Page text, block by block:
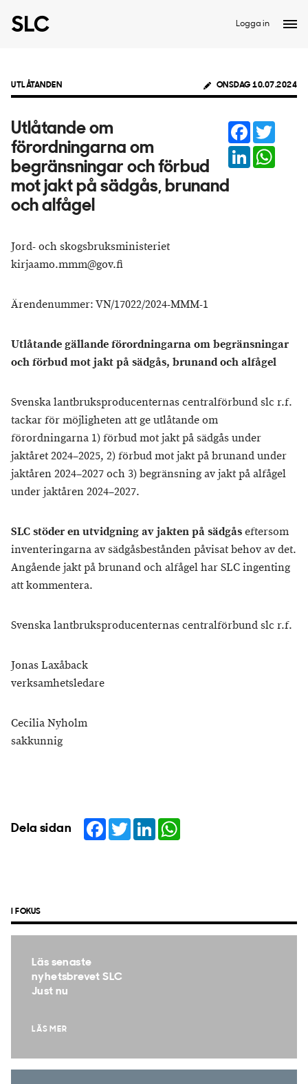
Logga in
UTLÅTANDEN ONSDAG 10.07.2024
Utlåtande om
förordningarna om
begränsningar och förbud
mot jakt på sädgås, brunand
och alfågel
Facebook
LinkedIn
Jord- och skogsbruksministeriet
kirjaamo.mmm@gov.fi
Ärendenummer: VN/17022/2024-MMM-1
Utlåtande gällande förordningarna om begränsningar
och förbud mot jakt på sädgås, brunand och alfågel
Svenska lantbruksproducenternas centralförbund slc r.f.
tackar för möjligheten att ge utlåtande om
förordningarna 1) förbud mot jakt på sädgås under
jaktåret 2024–2025, 2) förbud mot jakt på brunand under
jaktåren 2024–2027 och 3) begränsning av jakt på alfågel
under jaktåren 2024–2027.
SLC stöderen utvidgning av jakten på sädgåseftersom
inventeringarna av sädgåsbestånden påvisat behov av det.
Angående jakt på brunand och alfågel har SLC ingenting
att kommentera.
Svenska lantbruksproducenternas centralförbund slc r.f.
Jonas Laxåback
verksamhetsledare
Cecilia Nyholm
sakkunnig
Dela sidan Facebook
TwitterLinkedIn
I FOKUS
Läs senaste
nyhetsbrevet SLC
Just nu
LÄS MER